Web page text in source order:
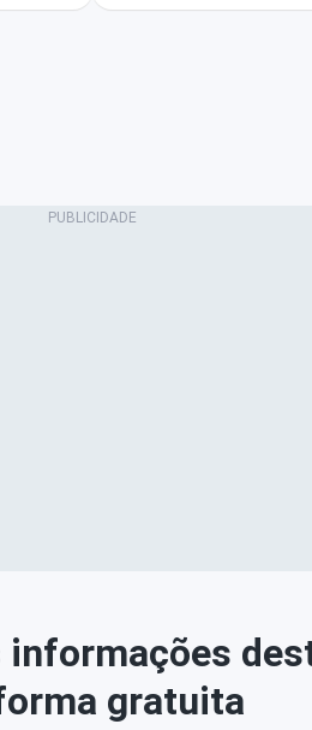
informações
gratuita